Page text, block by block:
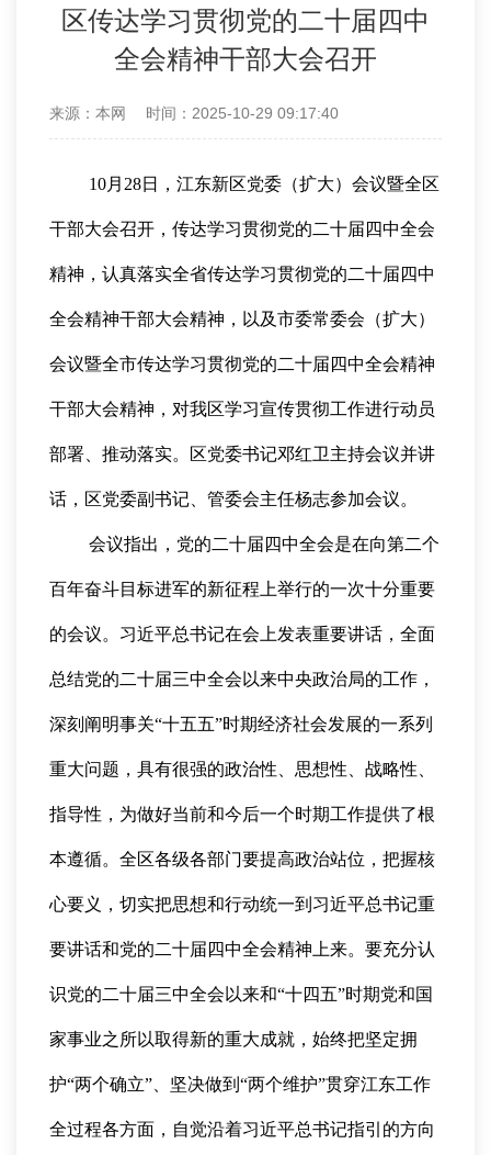
区传达学习贯彻党的二十届四中
全会精神干部大会召开
来源：本网 时间：2025-10-29 09:17:40
10月28日，江东新区党委（扩大）会议暨全区
干部大会召开，传达学习贯彻党的二十届四中全会
精神，认真落实全省传达学习贯彻党的二十届四中
全会精神干部大会精神，以及市委常委会（扩大）
会议暨全市传达学习贯彻党的二十届四中全会精神
干部大会精神，对我区学习宣传贯彻工作进行动员
部署、推动落实。区党委书记邓红卫主持会议并讲
话，区党委副书记、管委会主任杨志参加会议。
会议指出，党的二十届四中全会是在向第二个
百年奋斗目标进军的新征程上举行的一次十分重要
的会议。习近平总书记在会上发表重要讲话，全面
总结党的二十届三中全会以来中央政治局的工作，
深刻阐明事关“十五五”时期经济社会发展的一系列
重大问题，具有很强的政治性、思想性、战略性、
指导性，为做好当前和今后一个时期工作提供了根
本遵循。全区各级各部门要提高政治站位，把握核
心要义，切实把思想和行动统一到习近平总书记重
要讲话和党的二十届四中全会精神上来。要充分认
识党的二十届三中全会以来和“十四五”时期党和国
家事业之所以取得新的重大成就，始终把坚定拥
护“两个确立”、坚决做到“两个维护”贯穿江东工作
全过程各方面，自觉沿着习近平总书记指引的方向